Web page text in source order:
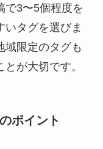
で3〜5個程度を
いタグを選びま
域限定のタグも
が大切です。
ポイント